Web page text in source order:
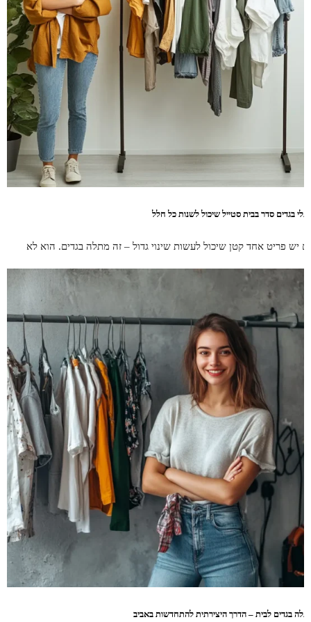
בגדים סדר בבית סטייל שיכול לשנות כל חלל
יש פריט אחד קטן שיכול לעשות שינוי גדול – זה מתלה בגדים. הוא לא
בגדים לבית – הדרך היצירתית להתחדשות באביב